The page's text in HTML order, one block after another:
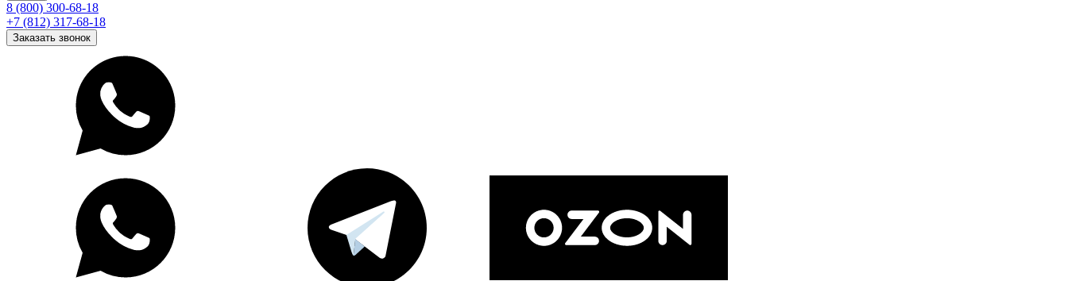
8 (800) 300-68-18
+7 (812) 317-68-18
Заказать звонок